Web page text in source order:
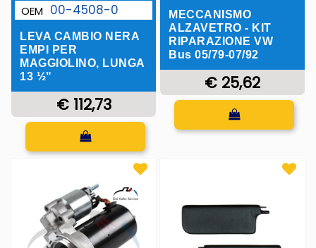
OEM 00-4508-0
LEVA CAMBIO NERA
EMPI PER
MAGGIOLINO, LUNGA
13 ½"
€ 112,73
Quantità
MECCANISMO
ALZAVETRO - KIT
RIPARAZIONE VW
Bus 05/79-07/92
€ 25,62
Quantità